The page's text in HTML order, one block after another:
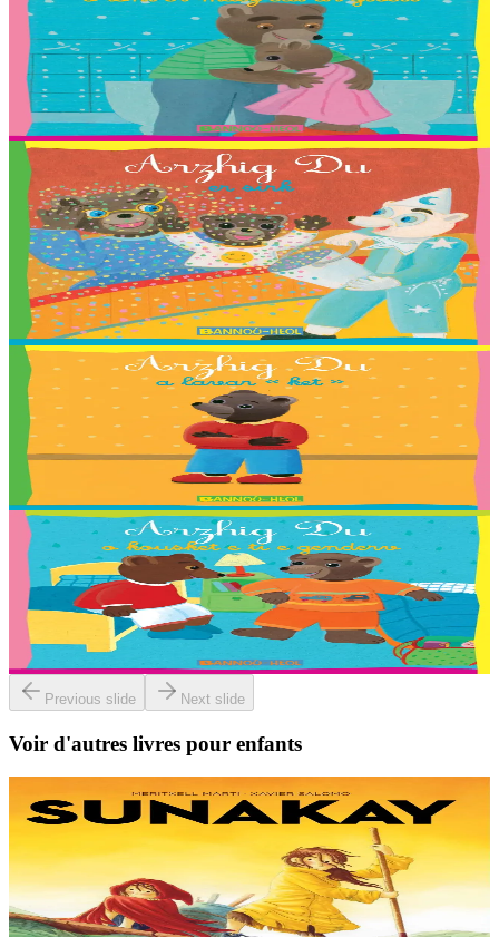
Petit Ours Brun sort du bain
Traduction : Killian, Louliya, Maelle, Malo G., Malo M., Romaric,
Shana, Stevan et Nadège Monfort.
En stock2,03 €
2 ans et plus
Bannoù-heol
Petit Ours Brun au cirque
Traduction : Coline, Elouan, Elliot, Erynn, Ewen, Gaelig, Laurette,
Maiwenn, Marin, Mathis, Paul, Soig, Urbane, Youenn, Cécile
Guézennec et Tieri Seznec.
En stock2,03 €
2 ans et plus
Bannoù-heol
Petit Ours Brun dit non
Traduction : Malo, Sara, Loane, Thomas ha Jakez-Erwan Mouton.
En stock
2 ans et plus
Bannoù-heol
Petit Ours Brun dort chez son cousin
Traduction : Malo, Sara, Loane, Thomas ha Jakez-Erwan Mouton.
En stock
Previous slide Next slide
Voir d'autres livres pour enfants
TES
Sunakay
La mer est devenue une immense décharge dépourvue de vie sous-
marine. Deux soeurs survivent sur une île de plastique, au milieu des
déchets. Mais un évènement...